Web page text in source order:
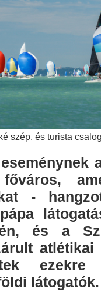
szép, és turista
-
és a
atlétikai
ezekre
látogatók.